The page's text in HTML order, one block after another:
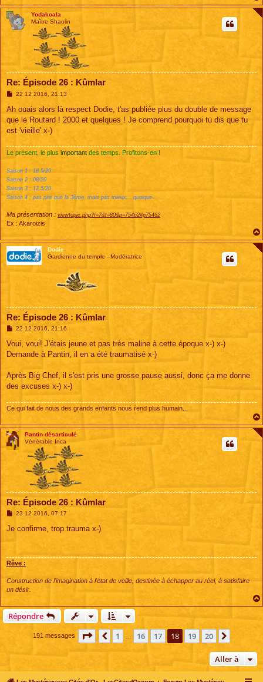
Yodakoala
Maître Shaolin
Re: Épisode 26 : Kûmlar
M
s
a
g
22 12 2016, 21:13
Ah ouais alors là respect Dodie, t'as publiée plus du double de message
que le Routard ! 2000 et quelques ! Je comprend pourquoi tu dis que tu
est 'vieille' x-)
Le présent, le plus important des temps. Profitons-en !
Saison 1 : 18.5/20
Saison 2 : 08/20
Saison 3 : 12.5/20
Saison 4 : pas pire que la 3ème, mais pas mieux... quoique...
Ma présentation : viewtopic.php?f=7&t=80&p=75462#p75462
Ex : Akaroizis
Dodie
Gardienne du temple - Modératrice
Re: Épisode 26 : Kûmlar
M
s
a
22 12 2016, 21:16
Voui, voui! J'étais jeune et pas très maline à cette époque x-) x-)
Demande à Pantin, il en a été traumatisé x-)
Après Big Chef, il s'est pris une grosse pause aussi, donc ça me donne
des excuses x-) x-)
Ce qui fait de nous des grands enfants nous rend plus humain...
Pantin désarticulé
Vénérable Inca
Re: Épisode 26 : Kûmlar
M
s
23 12 2016, 07:17
Je confirme, trop trauma x-)
Rêve :
Construction de l'imagination à l'état de veille, destinée à échapper au réel, à satisfaire
un désir.
Répondre
191 messages Page 18 sur 20
Précédente
1 16 17 18 19 20
Aller à